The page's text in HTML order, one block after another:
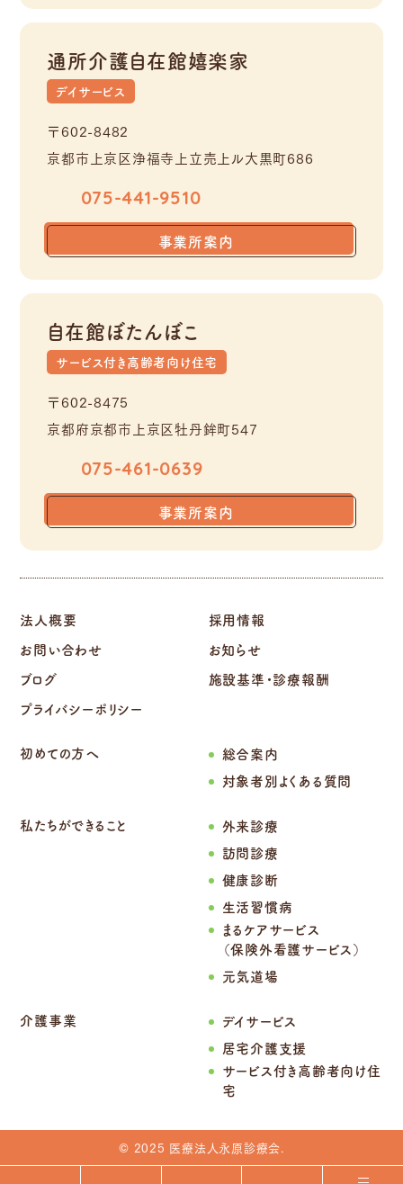
通所介護自在館嬉楽家
デイサービス
〒602-8482
京都市上京区浄福寺上立売上ル大黒町686
075-441-9510
事業所案内
自在館ぼたんぼこ
サービス付き高齢者向け住宅
〒602-8475
京都府京都市上京区牡丹鉾町547
075-461-0639
事業所案内
法人概要
採用情報
お問い合わせ
お知らせ
ブログ
施設基準・診療報酬
プライバシーポリシー
初めての方へ
総合案内
対象者別よくある質問
私たちができること
外来診療
訪問診療
健康診断
生活習慣病
まるケアサービス
（保険外看護サービス）
元気道場
介護事業
デイサービス
居宅介護支援
サービス付き高齢者向け住
宅
© 2025 医療法人永原診療会.